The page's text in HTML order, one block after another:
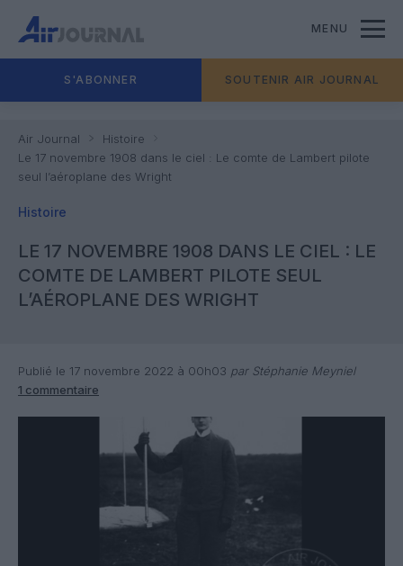
MENU
S'ABONNER SOUTENIR AIR JOURNAL
Air Journal
Histoire
Le 17 novembre 1908 dans le ciel : Le comte de Lambert pilote
seul l’aéroplane des Wright
Histoire
LE 17 NOVEMBRE 1908 DANS LE CIEL : LE
COMTE DE LAMBERT PILOTE SEUL
L’AÉROPLANE DES WRIGHT
Publié le 17 novembre 2022 à 00h03 par Stéphanie Meyniel
1 commentaire